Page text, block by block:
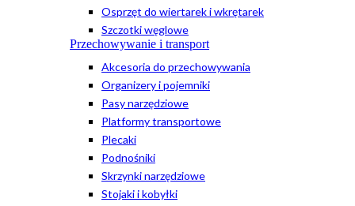
Osprzęt do wiertarek i wkrętarek
Szczotki węglowe
Przechowywanie i transport
Akcesoria do przechowywania
Organizery i pojemniki
Pasy narzędziowe
Platformy transportowe
Plecaki
Podnośniki
Skrzynki narzędziowe
Stojaki i kobyłki